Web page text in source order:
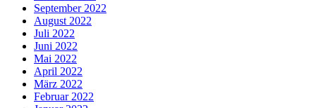
September 2022
August 2022
Juli 2022
Juni 2022
Mai 2022
April 2022
März 2022
Februar 2022